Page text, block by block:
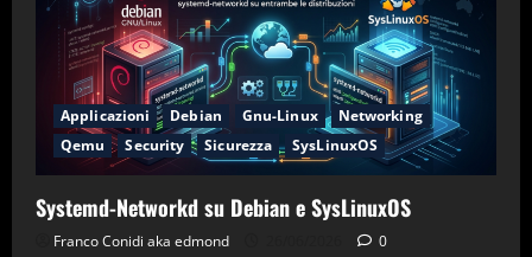
Applicazioni Debian Gnu-Linux
Networking
Qemu
Security Sicurezza SysLinuxOS
Systemd-Networkd su Debian e SysLinuxOS
Franco Conidi aka edmond 0